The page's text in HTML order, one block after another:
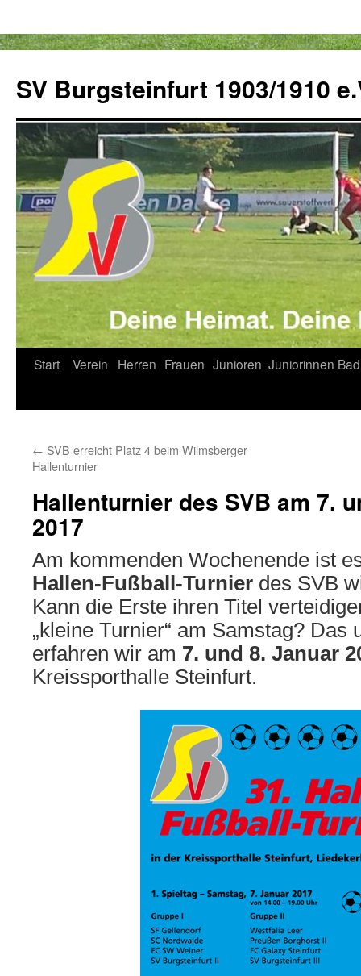
springen
SV Burgsteinfurt 1903/1910
Start Verein Herren Frauen Junioren Juniorinnen
← SVB erreicht Platz 4 beim Wilmsberger
Hallenturnier
Hallenturnier des SVB am 7.
2017
Am kommenden Wochenende ist
Hallen-Fußball-Turnier des SVB
Kann die Erste ihren Titel
„kleine Turnier“ am Samstag? Das
erfahren wir am 7. und 8. Januar
Kreissporthalle Steinfurt.